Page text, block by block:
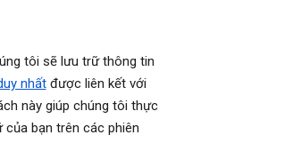
tôi sẽ lưu trữ thông tin
nhấtđược liên kết với
này giúp chúng tôi thực
bạn trên các phiên